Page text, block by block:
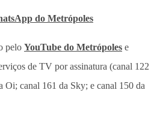
do Metrópoles
pelo YouTube do Metrópoles e
de TV por assinatura (canal 122
Oi; canal 161 da Sky; e canal 150 da